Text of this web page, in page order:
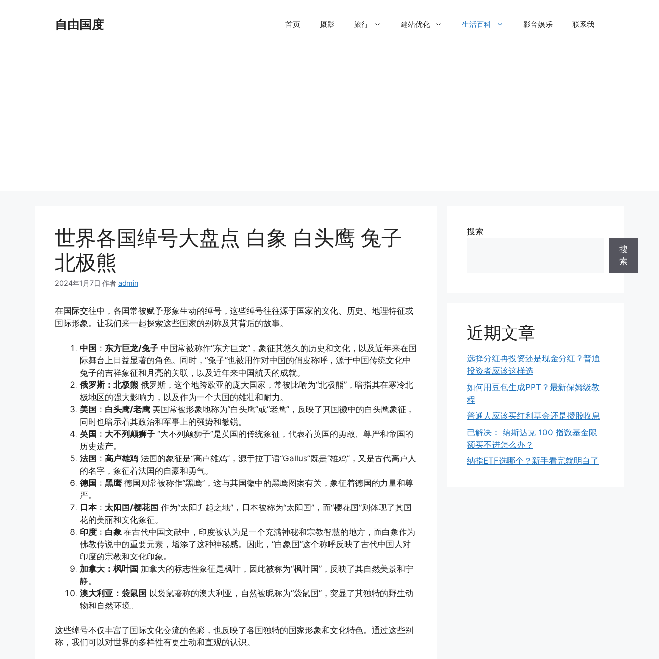
自由国度 首页 摄影 旅行 建站优化 生活百科 影音娱乐 联系我
世界各国绰号大盘点 白象 白头鹰 兔子
北极熊
2024年1月7日 作者 admin
在国际交往中，各国常被赋予形象生动的绰号，这些绰号往往源于国家的文化、历史、地理特征或
国际形象。让我们来一起探索这些国家的别称及其背后的故事。
中国：东方巨龙/兔子 中国常被称作“东方巨龙”，象征其悠久的历史和文化，以及近年来在国
际舞台上日益显著的角色。同时，“兔子”也被用作对中国的俏皮称呼，源于中国传统文化中
兔子的吉祥象征和月亮的关联，以及近年来中国航天的成就。
俄罗斯：北极熊 俄罗斯，这个地跨欧亚的庞大国家，常被比喻为“北极熊”，暗指其在寒冷北
极地区的强大影响力，以及作为一个大国的雄壮和耐力。
美国：白头鹰/老鹰 美国常被形象地称为“白头鹰”或“老鹰”，反映了其国徽中的白头鹰象征，
同时也暗示着其政治和军事上的强势和敏锐。
英国：大不列颠狮子 “大不列颠狮子”是英国的传统象征，代表着英国的勇敢、尊严和帝国的
历史遗产。
法国：高卢雄鸡 法国的象征是“高卢雄鸡”，源于拉丁语“Gallus”既是“雄鸡”，又是古代高卢人
的名字，象征着法国的自豪和勇气。
德国：黑鹰 德国则常被称作“黑鹰”，这与其国徽中的黑鹰图案有关，象征着德国的力量和尊
严。
日本：太阳国/樱花国 作为“太阳升起之地”，日本被称为“太阳国”，而“樱花国”则体现了其国
花的美丽和文化象征。
印度：白象 在古代中国文献中，印度被认为是一个充满神秘和宗教智慧的地方，而白象作为
佛教传说中的重要元素，增添了这种神秘感。因此，“白象国”这个称呼反映了古代中国人对
印度的宗教和文化印象。
加拿大：枫叶国 加拿大的标志性象征是枫叶，因此被称为“枫叶国”，反映了其自然美景和宁
静。
澳大利亚：袋鼠国 以袋鼠著称的澳大利亚，自然被昵称为“袋鼠国”，突显了其独特的野生动
物和自然环境。
这些绰号不仅丰富了国际文化交流的色彩，也反映了各国独特的国家形象和文化特色。通过这些别
称，我们可以对世界的多样性有更生动和直观的认识。
搜索
搜
索
近期文章
选择分红再投资还是现金分红？普通
投资者应该这样选
如何用豆包生成PPT？最新保姆级教
程
普通人应该买红利基金还是攒股收息
已解决： 纳斯达克 100 指数基金限
额买不进怎么办？
纳指ETF选哪个？新手看完就明白了